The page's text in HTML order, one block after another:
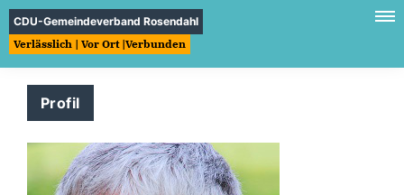
CDU-Gemeindeverband Rosendahl
Verlässlich | Vor Ort |Verbunden
Profil